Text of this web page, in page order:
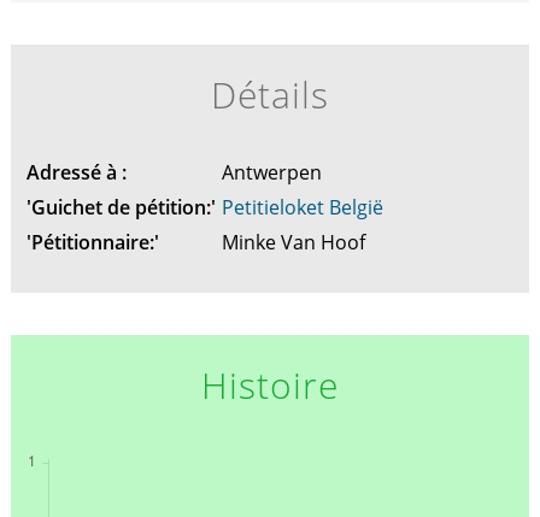
Détails
Adressé à :
Antwerpen
'Guichet de pétition:' Petitieloket België
'Pétitionnaire:'
Minke Van Hoof
Histoire